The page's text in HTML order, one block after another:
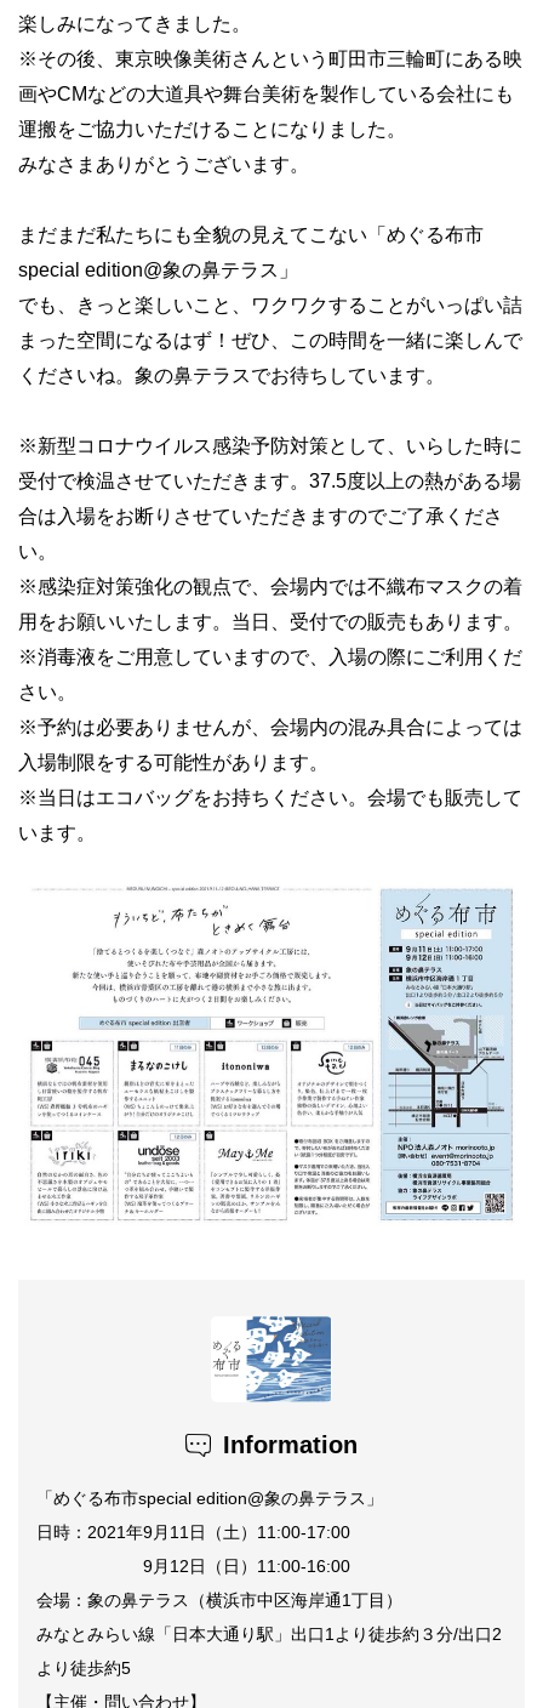
楽しみになってきました。
※その後、東京映像美術さんという町田市三輪町にある映
画やCMなどの大道具や舞台美術を製作している会社にも
運搬をご協力いただけることになりました。
みなさまありがとうございます。
まだまだ私たちにも全貌の見えてこない「めぐる布市
special edition@象の鼻テラス」
でも、きっと楽しいこと、ワクワクすることがいっぱい詰
まった空間になるはず！ぜひ、この時間を一緒に楽しんで
くださいね。象の鼻テラスでお待ちしています。
※新型コロナウイルス感染予防対策として、いらした時に
受付で検温させていただきます。 37.5度以上の熱がある場
合は入場をお断りさせていただきますのでご了承くださ
い。
※感染症対策強化の観点で、会場内では不織布マスクの着
用をお願いいたします。当日、受付での販売もあります。
※消毒液をご用意していますので、入場の際にご利用くだ
さい。
※予約は必要ありませんが、会場内の混み具合によっては
入場制限をする可能性があります。
※当日はエコバッグをお持ちください。会場でも販売して
います。
Information
「めぐる布市special edition@象の鼻テラス」
日時：2021年9月11日（土）11:00-17:00
9月12日（日）11:00-16:00
会場：象の鼻テラス（横浜市中区海岸通1丁目）
みなとみらい線「日本大通り駅」出口1より徒歩約３分/出口2
より徒歩約5
【主催・問い合わせ】